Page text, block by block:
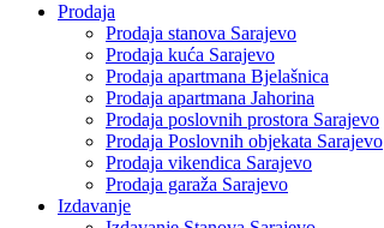
Prodaja
Prodaja stanova Sarajevo
Prodaja kuća Sarajevo
Prodaja apartmana Bjelašnica
Prodaja apartmana Jahorina
Prodaja poslovnih prostora Sarajevo
Prodaja Poslovnih objekata Sarajevo
Prodaja vikendica Sarajevo
Prodaja garaža Sarajevo
Izdavanje